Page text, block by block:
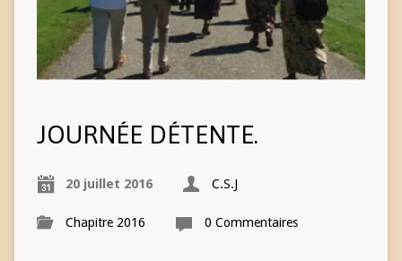
JOURNÉE DÉTENTE.
20 juillet 2016 C.S.J
Chapitre 2016 0 Commentaires